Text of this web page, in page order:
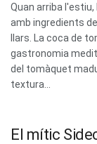
Quan arriba
amb ingredients
llars. La coca de
gastronomia
del tomàquet
textura...
El mític